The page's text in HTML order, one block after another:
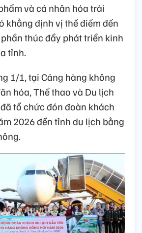
và cá nhân hóa trải
khẳng định vị thế điểm đến
thúc đẩy phát triển kinh
tỉnh.
1/1, tại Cảng hàng không
hóa, Thể thao và Du lịch
tổ chức đón đoàn khách
2026 đến tỉnh du lịch bằng